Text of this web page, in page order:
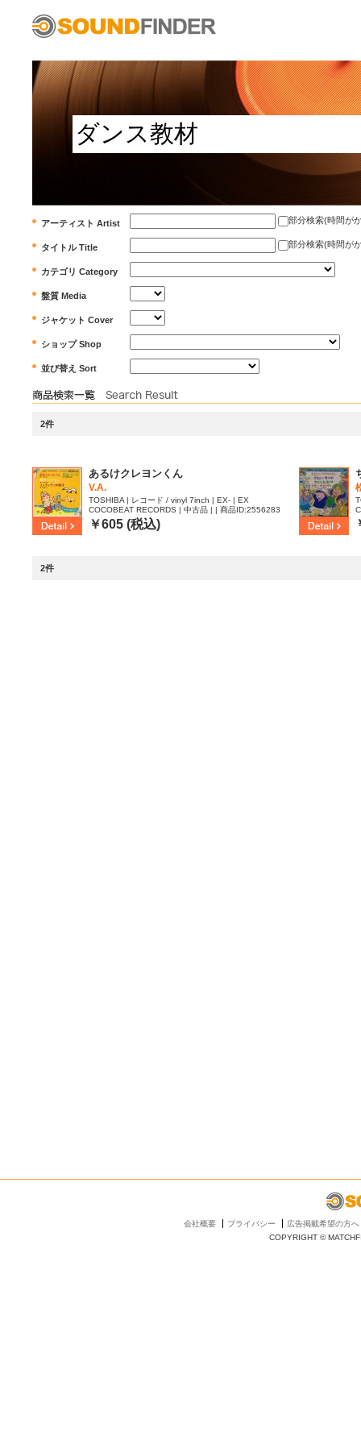
アーティスト Artist 部分検索(時間が
タイトル Title 部分検索(時間が
カテゴリ Category
盤質 Media
ジャケット Cover
ショップ Shop
並び替え Sort
2件
あるけクレヨンくん
V.A.
TOSHIBA | レコード / vinyl 7inch | EX- | EX
COCOBEAT RECORDS | 中古品 | | 商品ID:2556283
￥605 (税込)
2件
会社概要 プライバシー
広告掲載希望の方へ
COPYRIGHT ©